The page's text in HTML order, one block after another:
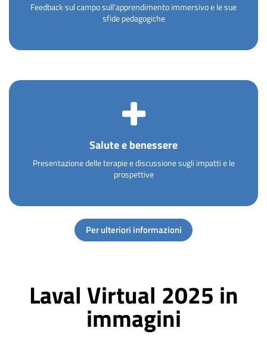
Feedback sul campo sull'apprendimento immersivo e le sue
sfide pedagogiche
Salute e benessere
Presentazione delle terapie e discussione sugli impatti e le
prospettive
Per ulteriori informazioni
Laval Virtual 2025 in
immagini